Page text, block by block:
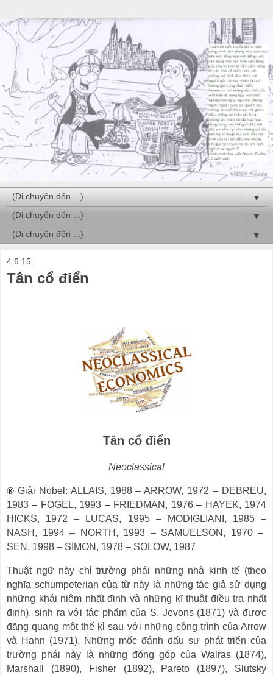
▼
▼
▼
4.6.15
Tân cổ điển
Tân cổ điển
Neoclassical
® Giải Nobel: ALLAIS, 1988– ARROW, 1972– DEBREU,
1983– FOGEL, 1993 –FRIEDMAN, 1976– HAYEK, 1974
HICKS, 1972– LUCAS, 1995 –MODIGLIANI, 1985 –
NASH, 1994– NORTH, 1993 –SAMUELSON, 1970–
SEN, 1998 – SIMON, 1978 – SOLOW, 1987
Thuật ngữ này chỉ trường phái những nhà kinh tế (theo
nghĩa schumpeterian của từ này là những tác giả sử dụng
những khái niệm nhất định và những kĩ thuật điều tra nhất
định), sinh ra với tác phẩm của S. Jevons (1871) và được
đăng quang một thế kỉ sau với những công trình của Arrow
và Hahn (1971). Những mốc đánh dấu sự phát triển của
trường phái này là những đóng góp của Walras (1874),
Marshall (1890), Fisher (1892), Pareto (1897), Slutsky